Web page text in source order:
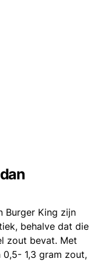
Burger King zijn
behalve dat die
zout bevat. Met
1,3 gram zout,